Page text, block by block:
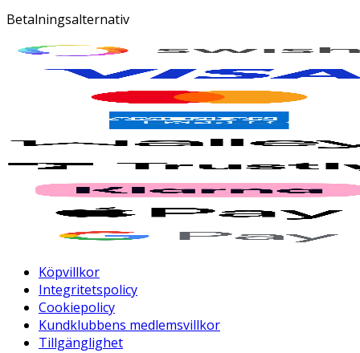
Betalningsalternativ
Köpvillkor
Integritetspolicy
Cookiepolicy
Kundklubbens medlemsvillkor
Tillgänglighet